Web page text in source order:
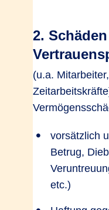
2.
(u.a.
vorsätzlich
Betrug,
etc.)